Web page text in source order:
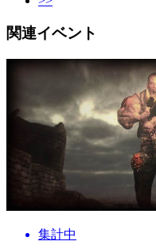
関連イベント
集計中